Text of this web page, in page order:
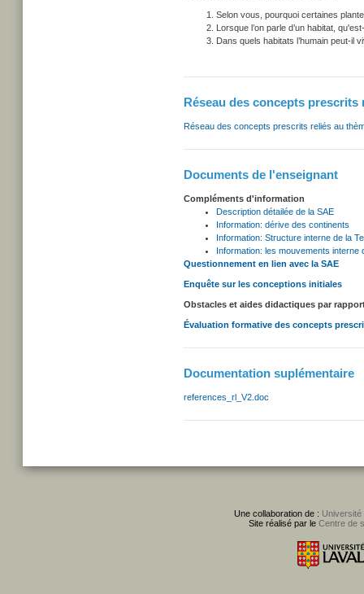
Selon vous, pourquoi certaines
Lorsque l’on parle d’un habitat,
Dans quels habitats l’humain peut-il
Réseau des concepts prescrits
Réseau des concepts prescrits reliés au
Documents de l'enseignant
Compléments d'information
Description détailée de la SAE
Information: dérive des continents
Information: Structure interne de la
Information: les mouvements interne
Questionnement en lien avec la SAE
Enquête sur les conceptions initiales
Obstacles et aides didactiques par
Évaluation formative des concepts
Documentation suplémentaire
references_rl_V2.doc
Une collaboration de : Université
Site réalisé par le Centre de